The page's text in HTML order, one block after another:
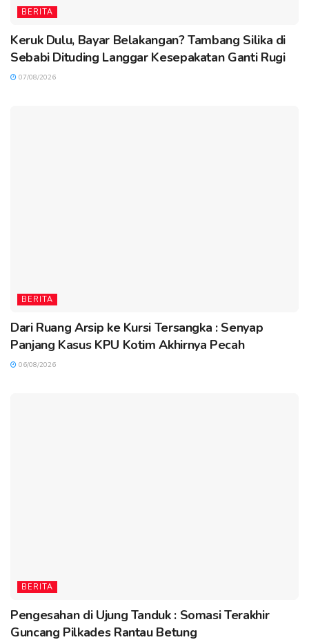
BERITA
Keruk Dulu, Bayar Belakangan? Tambang Silika di
Sebabi Dituding Langgar Kesepakatan Ganti Rugi
07/08/2026
BERITA
Dari Ruang Arsip ke Kursi Tersangka : Senyap
Panjang Kasus KPU Kotim Akhirnya Pecah
06/08/2026
BERITA
Pengesahan di Ujung Tanduk : Somasi Terakhir
Guncang Pilkades Rantau Betung